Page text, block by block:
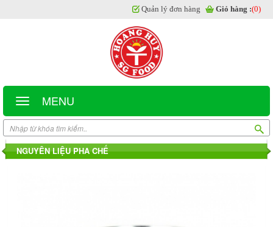
MENU
Quản lý đơn hàng Giỏ hàng :(0)
NGUYÊN LIỆU PHA CHẾ